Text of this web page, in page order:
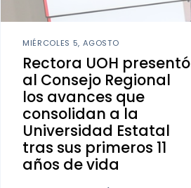
MIÉRCOLES 5, AGOSTO
Rectora UOH presentó
al Consejo Regional
los avances que
consolidan a la
Universidad Estatal
tras sus primeros 11
años de vida